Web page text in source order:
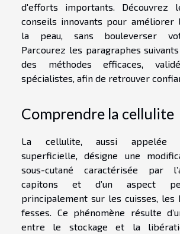
d'efforts importants. Découvrez
conseils innovants pour améliorer
la peau, sans bouleverser
Parcourez les paragraphes
des méthodes efficaces,
spécialistes, afin de retrouver
Comprendre la cellulite
La cellulite, aussi appelée
superficielle, désigne une
sous-cutané caractérisée par
capitons et d’un aspect
principalement sur les cuisses, les
fesses. Ce phénomène résulte
entre le stockage et la